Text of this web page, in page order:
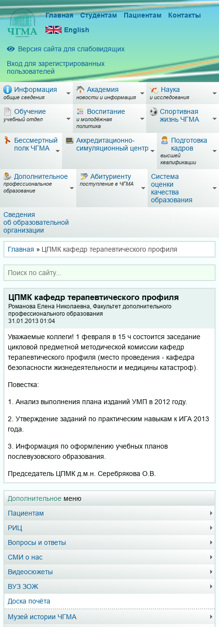
Главная Студентам Пациентам
Контакты
English
Версия сайта для слабовидящих
Вход для зарегистрированных
пользователей
Информация
общие сведения
Академия
новости и информация
Наука
и исследования
Обучение
учебный отдел
Воспитание
и молодёжная
политика
Спортивная
жизнь ЧГМА
Бессмертный
полк ЧГМА
Аккредитационно-
симуляционный центр
Подготовка
кадров
высшей
квалификации
Дополнительное
профессиональное
образование
Абитуриенту
поступление в ЧГМА
Система
оценки
качества
образования
Сведения
об образовательной
организации
Главная » ЦПМК кафедр терапевтического профиля
Дополнительное меню
Пациентам
РИЦ
Вопросы и ответы
СМИ о нас
Видеосюжеты
ВУЗ ЗОЖ
Доска почёта
Музей истории ЧГМА
ЦПМК кафедр терапевтического профиля
Романова Елена Николаевна, Факультет дополнительного
профессионального образования
31.01.2013 01:04
Уважаемые коллеги! 1 февраля в 15 ч состоится заседание
цикловой предметной методической комиссии кафедр
терапевтического профиля (место проведения - кафедра
безопасности жизнедеятельности и медицины катастроф).
Повестка:
1. Анализ выполнения плана изданий УМП в 2012 году.
2. Утверждение заданий по практическим навыкам к ИГА 2013
года.
3. Информация по оформлению учебных планов
послевузовского образования.
Председатель ЦПМК д.м.н. Серебрякова О.В.